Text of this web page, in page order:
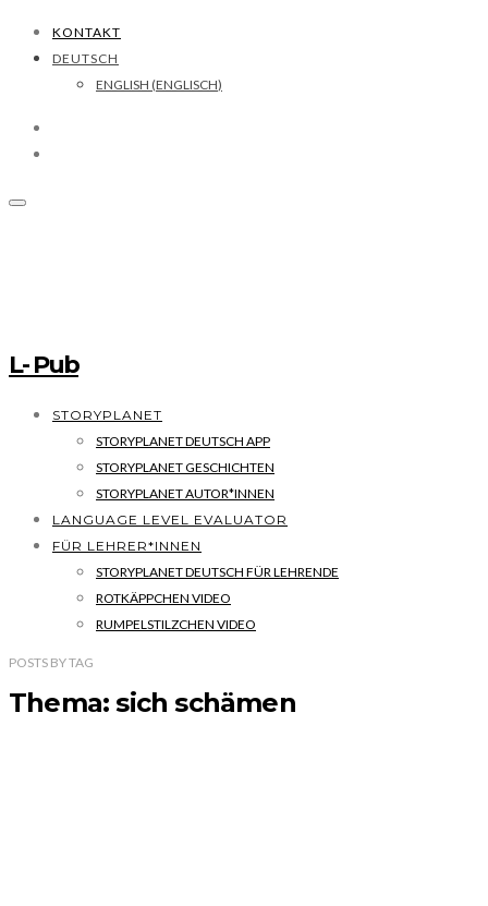
KONTAKT
DEUTSCH
ENGLISH (ENGLISCH)
L- Pub
STORYPLANET
STORYPLANET DEUTSCH APP
STORYPLANET GESCHICHTEN
STORYPLANET AUTOR*INNEN
LANGUAGE LEVEL EVALUATOR
FÜR LEHRER*INNEN
STORYPLANET DEUTSCH FÜR LEHRENDE
ROTKÄPPCHEN VIDEO
RUMPELSTILZCHEN VIDEO
POSTS BYTAG
Thema: sich schämen